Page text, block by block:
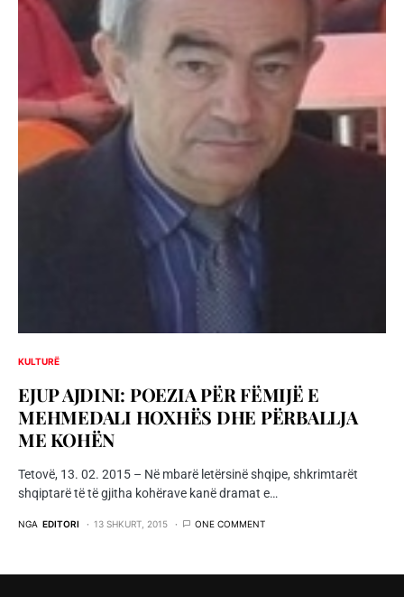
KULTURË
EJUP AJDINI: POEZIA PËR FËMIJË E
MEHMEDALI HOXHËS DHE PËRBALLJA
ME KOHËN
Tetovë, 13. 02. 2015 – Në mbarë letërsinë shqipe, shkrimtarët
shqiptarë të të gjitha kohërave kanë dramat e…
NGA EDITORI 13 SHKURT, 2015 ONE COMMENT